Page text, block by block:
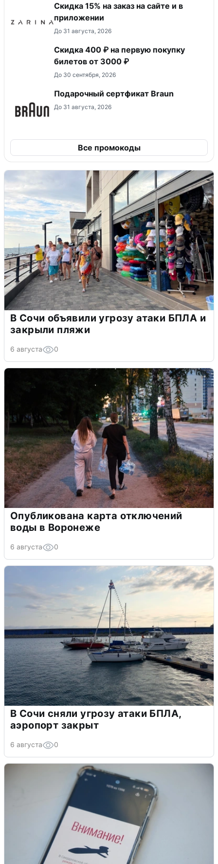
Скидка 15% на заказ на сайте и в
приложении
До 31 августа, 2026
Скидка 400 ₽ на первую покупку
билетов от 3000 ₽
До 30 сентября, 2026
Подарочный сертфикат Braun
До 31 августа, 2026
Все промокоды
В Сочи объявили угрозу атаки БПЛА и
закрыли пляжи
6 августа 0
Опубликована карта отключений
воды в Воронеже
6 августа 0
В Сочи сняли угрозу атаки БПЛА,
аэропорт закрыт
6 августа 0